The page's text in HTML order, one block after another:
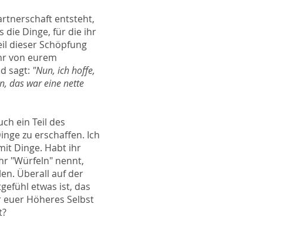
entsteht,
die Dinge, für die ihr
dieser Schöpfung
von eurem
sagt: "Nun, ich hoffe,
das war eine nette
ein Teil des
zu erschaffen. Ich
Dinge. Habt ihr
"Würfeln" nennt,
Überall auf der
etwas ist, das
Höheres Selbst